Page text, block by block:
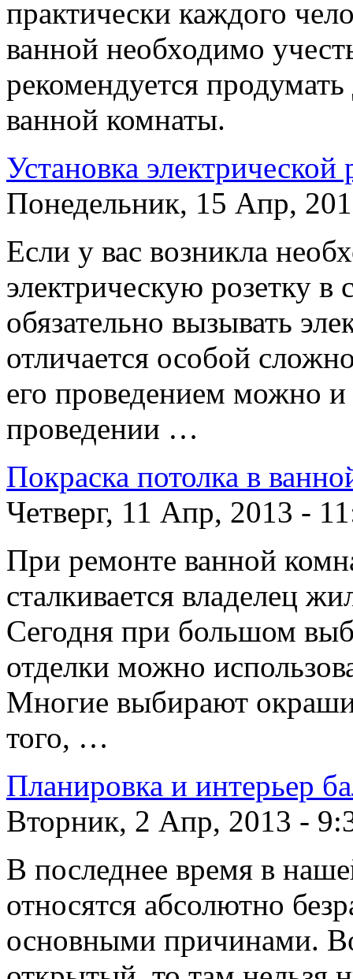
практически каждого
ванной необходимо
рекомендуется
ванной комнаты.
Установка электрической
Понедельник, 15 Апр,
Если у вас возникла
электрическую розетку в
обязательно вызывать
отличается особой
его проведением можно
проведении …
Покраска потолка в
Четверг, 11 Апр, 2013 -
При ремонте ванной
сталкивается владелец
Сегодня при большом
отделки можно
Многие выбирают
того, …
Планировка и интерьер
Вторник, 2 Апр, 2013 -
В последнее время в
относятся абсолютно
основными причинами.